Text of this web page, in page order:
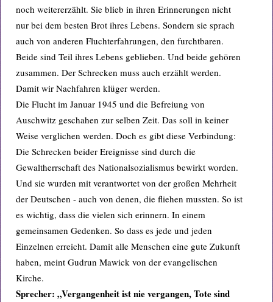
noch weitererzählt. Sie blieb in ihren Erinnerungen nicht
nur bei dem besten Brot ihres Lebens. Sondern sie sprach
auch von anderen Fluchterfahrungen, den furchtbaren.
Beide sind Teil ihres Lebens geblieben. Und beide gehören
zusammen. Der Schrecken muss auch erzählt werden.
Damit wir Nachfahren klüger werden.
Die Flucht im Januar 1945 und die Befreiung von
Auschwitz geschahen zur selben Zeit. Das soll in keiner
Weise verglichen werden. Doch es gibt diese Verbindung:
Die Schrecken beider Ereignisse sind durch die
Gewaltherrschaft des Nationalsozialismus bewirkt worden.
Und sie wurden mit verantwortet von der großen Mehrheit
der Deutschen - auch von denen, die fliehen mussten. So ist
es wichtig, dass die vielen sich erinnern. In einem
gemeinsamen Gedenken. So dass es jede und jeden
Einzelnen erreicht. Damit alle Menschen eine gute Zukunft
haben, meint Gudrun Mawick von der evangelischen
Kirche.
Sprecher: „Vergangenheit ist nie vergangen, Tote sind